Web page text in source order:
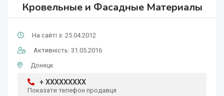
Кровельные и Фасадные Материалы
На сайті з: 25.04.2012
Активність: 31.05.2016
Донецк
+ XXXXXXXXX
Показати телефон продавця